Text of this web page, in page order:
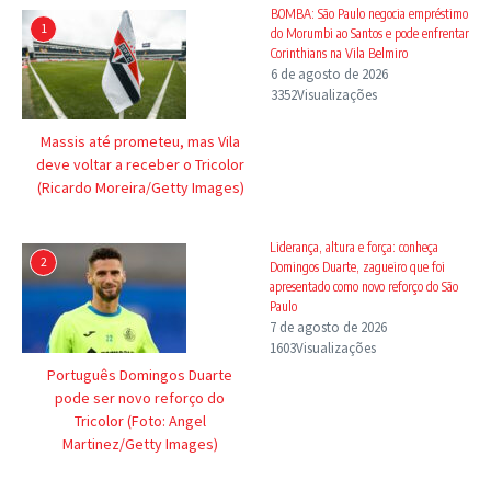
1
Massis até prometeu, mas Vila
deve voltar a receber o Tricolor
(Ricardo Moreira/Getty Images)
BOMBA: São Paulo negocia empréstimo
do Morumbi ao Santos e pode enfrentar
Corinthians na Vila Belmiro
6 de agosto de 2026
3352Visualizações
2
Português Domingos Duarte
pode ser novo reforço do
Tricolor (Foto: Angel
Martinez/Getty Images)
Liderança, altura e força: conheça
Domingos Duarte, zagueiro que foi
apresentado como novo reforço do São
Paulo
7 de agosto de 2026
1603Visualizações